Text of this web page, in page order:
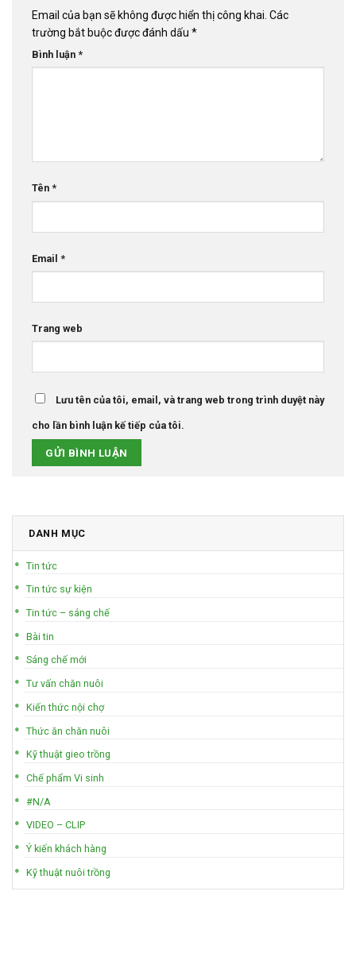
Email của bạn sẽ không được hiển thị công khai. Các
trường bắt buộc được đánh dấu *
Bình luận *
Tên *
Email *
Trang web
Lưu tên của tôi, email, và trang web trong trình duyệt này
cho lần bình luận kế tiếp của tôi.
DANH MỤC
Tin tức
Tin tức sự kiện
Tin tức – sáng chế
Bài tin
Sáng chế mới
Tư vấn chăn nuôi
Kiến thức nội chợ
Thức ăn chăn nuôi
Kỹ thuật gieo trồng
Chế phẩm Vi sinh
#N/A
VIDEO – CLIP
Ý kiến khách hàng
Kỹ thuật nuôi trồng